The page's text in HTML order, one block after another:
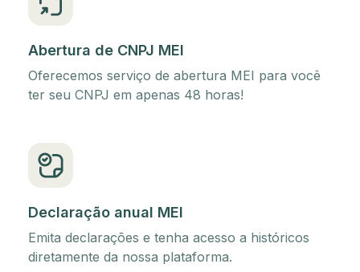
Abertura de CNPJ MEI
Oferecemos serviço de abertura MEI para você
ter seu CNPJ em apenas 48 horas!
Declaração anual MEI
Emita declarações e tenha acesso a históricos
diretamente da nossa plataforma.